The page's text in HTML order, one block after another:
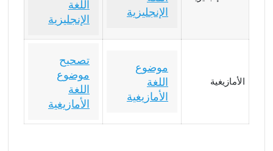
الإنجليزية
اللغة
الإنجليزية
الأمازيغية
موضوع
اللغة
الأمازيغية
تصحيح
موضوع
اللغة
الأمازيغية